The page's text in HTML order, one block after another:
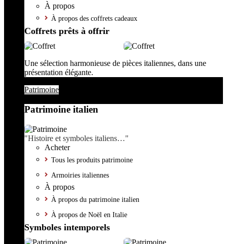
À propos
À propos des coffrets cadeaux
Coffrets prêts à offrir
Une sélection harmonieuse de pièces italiennes, dans une
présentation élégante.
Patrimoine
Patrimoine italien
"Histoire et symboles italiens…"
Acheter
Tous les produits patrimoine
Armoiries italiennes
À propos
À propos du patrimoine italien
À propos de Noël en Italie
Symboles intemporels